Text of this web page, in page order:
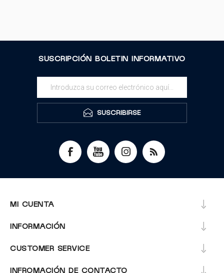
SUSCRIPCIÓN BOLETIN INFORMATIVO
SUSCRIBIRSE
MI CUENTA
INFORMACIÓN
CUSTOMER SERVICE
INFROMACIÓN DE CONTACTO